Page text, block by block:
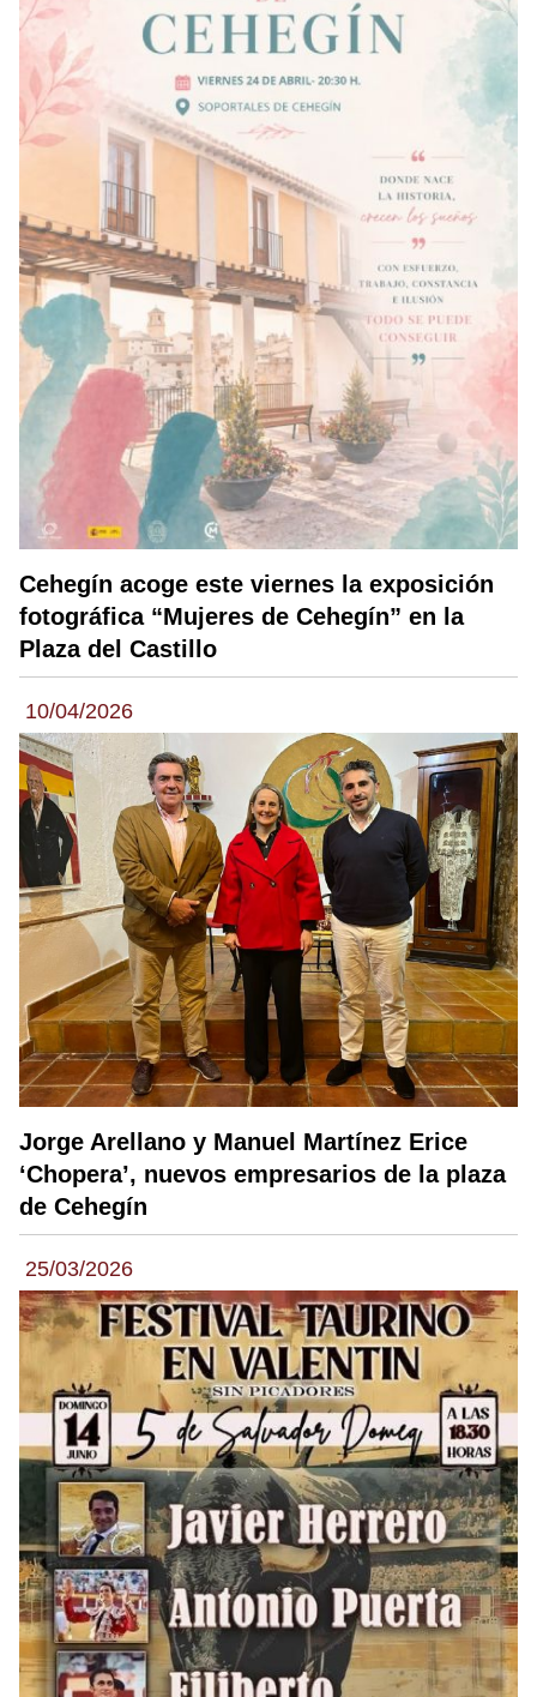
Cehegín acoge este viernes la exposición
fotográfica “Mujeres de Cehegín” en la
Plaza del Castillo
10/04/2026
Jorge Arellano y Manuel Martínez Erice
‘Chopera’, nuevos empresarios de la plaza
de Cehegín
25/03/2026